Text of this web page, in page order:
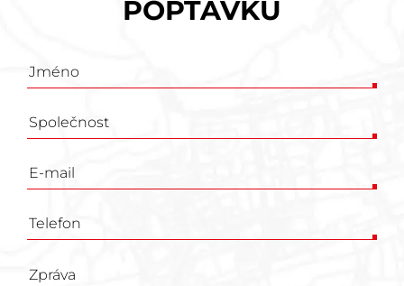
POPTÁVKU
Poptávkový